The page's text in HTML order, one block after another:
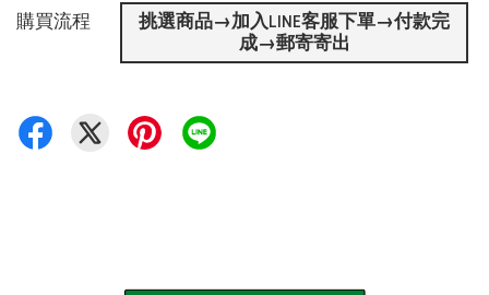
購買流程
挑選商品→加入LINE客服下單→付款完
成→郵寄寄出